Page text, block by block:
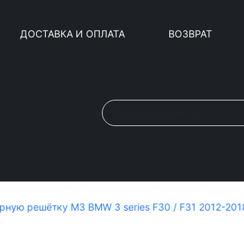
ДОСТАВКА И ОПЛАТА ВОЗВРАТ
решётку M3 BMW 3 series F30 / F31 2012-